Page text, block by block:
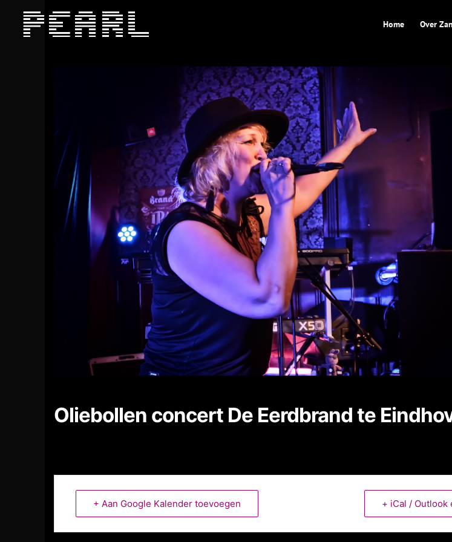
Home Over
Oliebollen concert De Eerdbrand te
+ Aan Google Kalender toevoegen + iCal / Outlook